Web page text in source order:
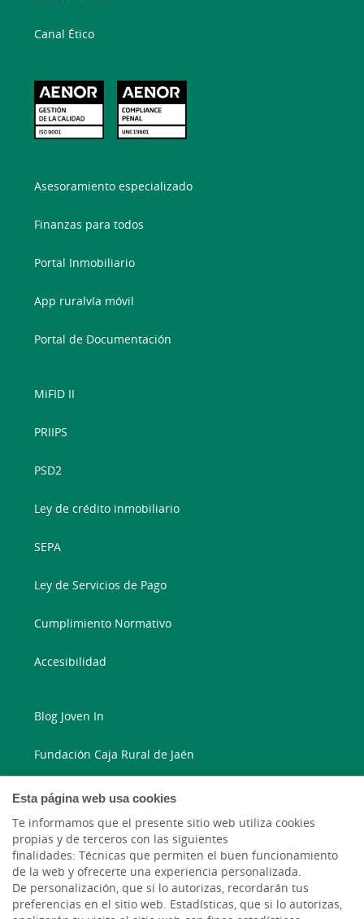
Esta página web usa cookies
Te informamos que el presente sitio web utiliza cookies
propias y de terceros con las siguientes
finalidades: Técnicas que permiten el buen funcionamiento
de la web y ofrecerte una experiencia personalizada.
De personalización, que si lo autorizas, recordarán tus
preferencias en el sitio web. Estadísticas, que si lo autorizas,
Canal Ético
Asesoramiento especializado
Finanzas para todos
Portal Inmobiliario
App ruralvía móvil
Portal de Documentación
MiFID II
PRIIPS
PSD2
Ley de crédito inmobiliario
SEPA
Ley de Servicios de Pago
Cumplimiento Normativo
Accesibilidad
Blog Joven In
Fundación Caja Rural de Jaén
Blog Ruralvía
LinkedIn
Instagram
Facebook